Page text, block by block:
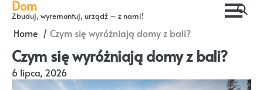
Skip
content
Dom
Zbuduj, wyremontuj, urządź – z nami!
Home Czym się wyróżniają domy z bali?
Czym się wyróżniają domy z bali?
6 lipca, 2026